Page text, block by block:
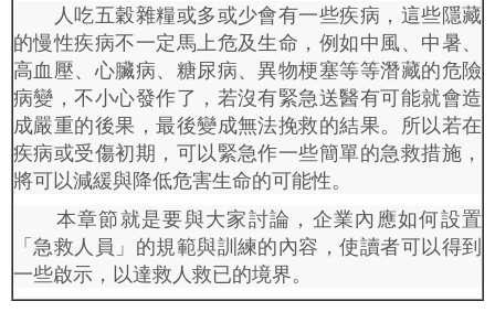
人吃五穀雜糧或多或少會有一些疾病，這些隱藏
的慢性疾病不一定馬上危及生命，例如中風、中暑、
高血壓、心臟病、糖尿病、異物梗塞等等潛藏的危險
病變，不小心發作了，若沒有緊急送醫有可能就會造
成嚴重的後果，最後變成無法挽救的結果。所以若在
疾病或受傷初期，可以緊急作一些簡單的急救措施，
將可以減緩與降低危害生命的可能性。
本章節就是要與大家討論，企業內應如何設置
「急救人員」的規範與訓練的內容，使讀者可以得到
一些啟示，以達救人救已的境界。